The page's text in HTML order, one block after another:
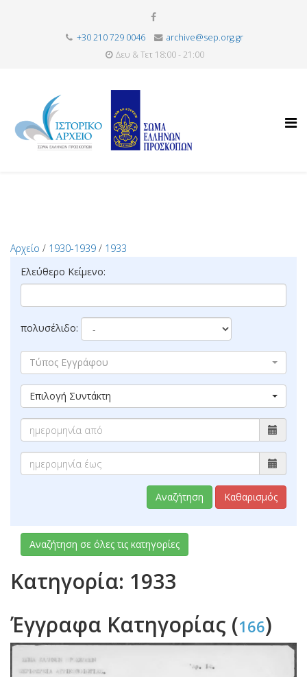
+30 210 729 0046
archive@sep.org.gr
Δευ & Τετ 18:00 - 21:00
Αρχείο / 1930-1939 / 1933
Ελεύθερο Κείμενο:
πολυσέλιδο:
Τύπος Εγγράφου
Επιλογή Συντάκτη
Αναζήτηση Καθαρισμός
Αναζήτηση σε όλες τις κατηγορίες
Κατηγορία: 1933
Έγγραφα Κατηγορίας (166)